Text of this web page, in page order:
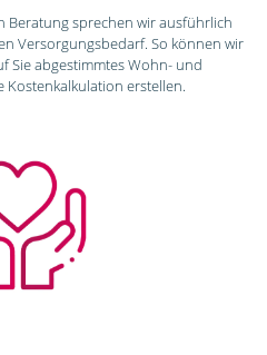
sprechen wir ausführlich
Versorgungsbedarf. So können wir
Sie abgestimmtes Wohn- und
Kostenkalkulation erstellen.